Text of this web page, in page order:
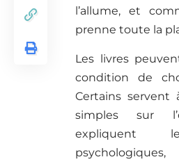
l’allume, et
prenne toute la
Les livres
condition de
Certains
simples sur
expliquent